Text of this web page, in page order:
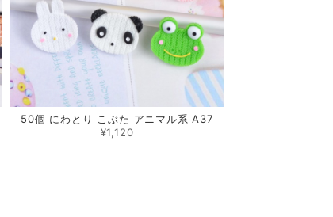
50個 にわとり こぶた アニマル系 A37
¥1,120